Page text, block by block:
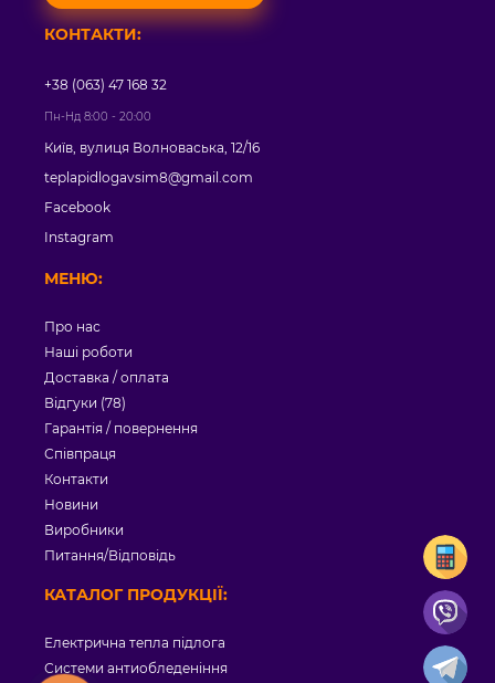
МЕНЮ:
Про нас
Наші роботи
Доставка / оплата
Відгуки (78)
Гарантія / повернення
Співпраця
Контакти
Новини
Виробники
Питання/Відповідь
КАТАЛОГ ПРОДУКЦІЇ:
Електрична тепла підлога
Системи антиобледеніння
КОНТАКТИ:
+38 (063) 47 168 32
Пн-Нд 8:00 - 20:00
Київ, вулиця Волноваська, 12/16
teplapidlogavsim8@gmail.com
Facebook
Instagram